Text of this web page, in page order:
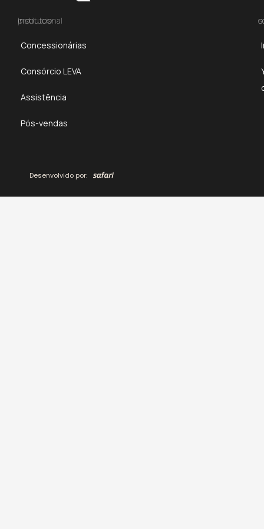
produtos
EG1
ES1
Institucional
Concessionárias
Consórcio LEVA
Assistência
Pós-vendas
Desenvolvido por: